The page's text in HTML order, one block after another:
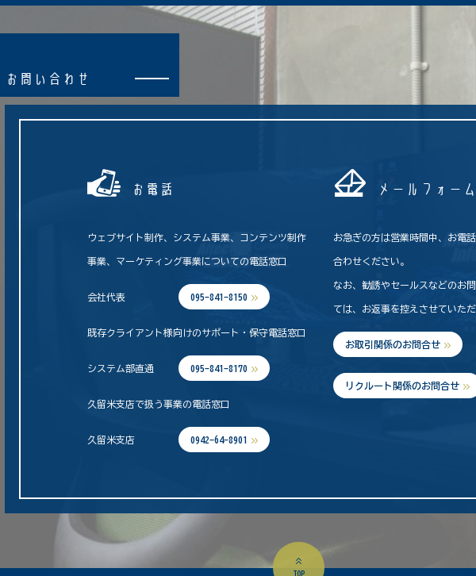
お 問 い 合 わ せ
お電話
ウェブサイト制作、システム事業、コンテンツ制作
事業、マーケティング事業についての電話窓口
会社代表 095-841-8150
既存クライアント様向けのサポート・保守電話窓口
システム部直通 095-841-8170
久留米支店で扱う事業の電話窓口
久留米支店 0942-64-8901
メールフォーム
お急ぎの方は営業時間中、お電
合わせください。
なお、勧誘やセールスなどのお
ては、お返事を控えさせていただ
お取引関係のお問合せ
リクルート関係のお問合せ
TOP